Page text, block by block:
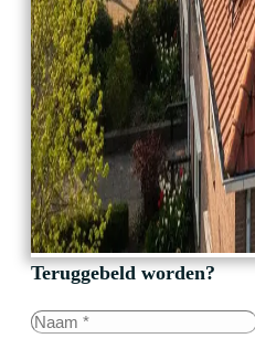
Teruggebeld worden?